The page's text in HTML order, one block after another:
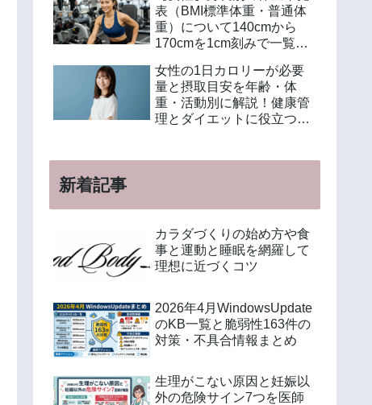
表（BMI標準体重・普通体
重）について140cmから
170cmを1cm刻みで一覧解
算方法も紹介
女性の1日カロリーが必要
量と摂取目安を年齢・体
重・活動別に解説！健康管
理とダイエットに役立つ計
新着記事
カラダづくりの始め方や食
事と運動と睡眠を網羅して
理想に近づくコツ
2026年4月WindowsUpdate
のKB一覧と脆弱性163件の
対策・不具合情報まとめ
生理がこない原因と妊娠以
外の危険サイン7つを医師